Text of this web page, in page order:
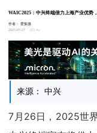
WAIC2025：中兴终端借力上海产业优势
作者：爱集微
2025-07-27
3.4w
来源： 中兴
7月26日，2025世